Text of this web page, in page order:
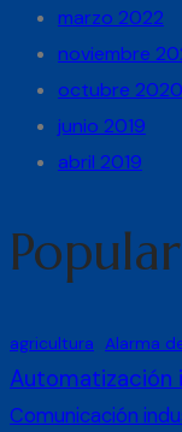
marzo 2022
noviembre
octubre 2020
junio 2019
abril 2019
agricultura Alarma
Automatización
Comunicación